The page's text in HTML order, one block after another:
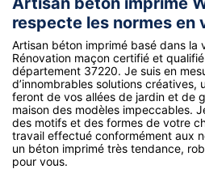
respecte les normes en
Artisan béton imprimé basé dans la
Rénovation maçon certifié et
département 37220. Je suis en
d’innombrables solutions créatives,
feront de vos allées de jardin et de
maison des modèles impeccables.
des motifs et des formes de votre
travail effectué conformément aux
un béton imprimé très tendance,
pour vous.